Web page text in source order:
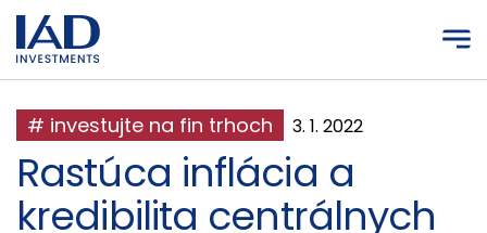
Prejsť na hlavný obsah
# investujte na fin trhoch 3. 1. 2022
Rastúca inflácia a
kredibilita centrálnych